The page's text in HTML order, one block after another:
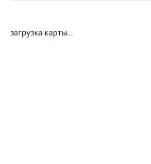
загрузка карты...